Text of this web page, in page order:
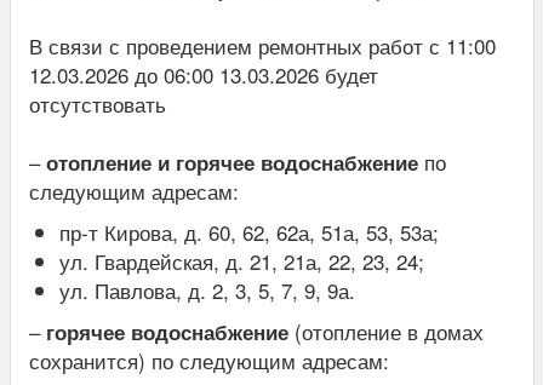
В связи с проведением ремонтных работ с 11:00
12.03.2026 до 06:00 13.03.2026 будет
отсутствовать
–отопление и горячее водоснабжение по
следующим адресам:
пр-т Кирова, д. 60, 62, 62а, 51а, 53, 53а;
ул. Гвардейская, д. 21, 21а, 22, 23, 24;
ул. Павлова, д. 2, 3, 5, 7, 9, 9а.
– горячее водоснабжение (отопление в домах
сохранится) по следующим адресам: